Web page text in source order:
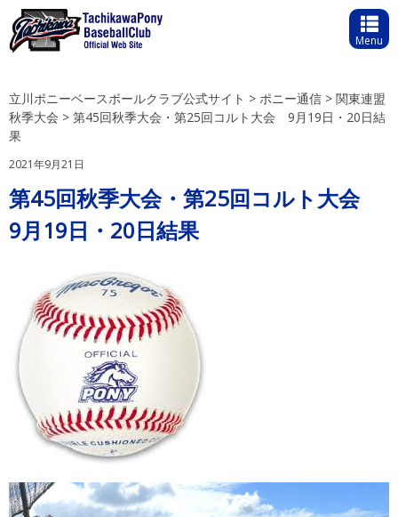
Menu
立川ポニーベースボールクラブ公式サイト > ポニー通信 > 関東連盟
秋季大会 > 第45回秋季大会・第25回コルト大会 9月19日・20日結
果
2021年9月21日
第45回秋季大会・第25回コルト大会
9月19日・20日結果